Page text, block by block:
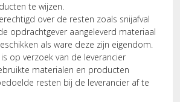
te wijzen.
over de resten zoals snijafval
opdrachtgever aangeleverd materiaal
als ware deze zijn eigendom.
op verzoek van de leverancier
materialen en producten
resten bij de leverancier af te